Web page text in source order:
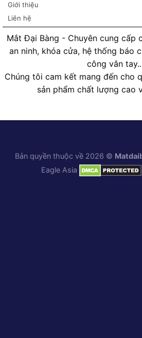
Giới thiệu
Liên hệ
Mắt Đại Bàng - Chuyên cung cấp
an ninh, khóa cửa, hệ thống báo
công vân
Chúng tôi cam kết mang đến cho
sản phẩm chất lượng cao
Bản quyền thuộc về 2026 ©
Eagle Asia